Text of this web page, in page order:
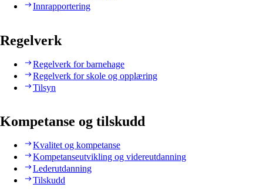
Innrapportering
Regelverk
Regelverk for barnehage
Regelverk for skole og opplæring
Tilsyn
Kompetanse og tilskudd
Kvalitet og kompetanse
Kompetanseutvikling og videreutdanning
Lederutdanning
Tilskudd